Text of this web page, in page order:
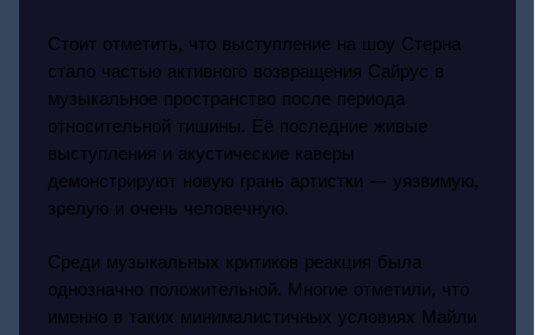
Стоит отметить, что выступление на шоу Стерна
стало частью активного возвращения Сайрус в
музыкальное пространство после периода
относительной тишины. Её последние живые
выступления и акустические каверы
демонстрируют новую грань артистки — уязвимую,
зрелую и очень человечную.
Среди музыкальных критиков реакция была
однозначно положительной. Многие отметили, что
именно в таких минималистичных условиях Майли